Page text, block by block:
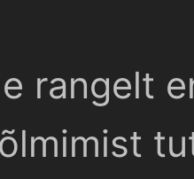
rangelt